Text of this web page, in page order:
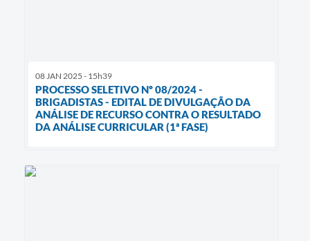
08 JAN 2025 - 15h39
PROCESSO SELETIVO Nº 08/2024 -
BRIGADISTAS - EDITAL DE DIVULGAÇÃO DA
ANÁLISE DE RECURSO CONTRA O RESULTADO
DA ANÁLISE CURRICULAR (1ª FASE)